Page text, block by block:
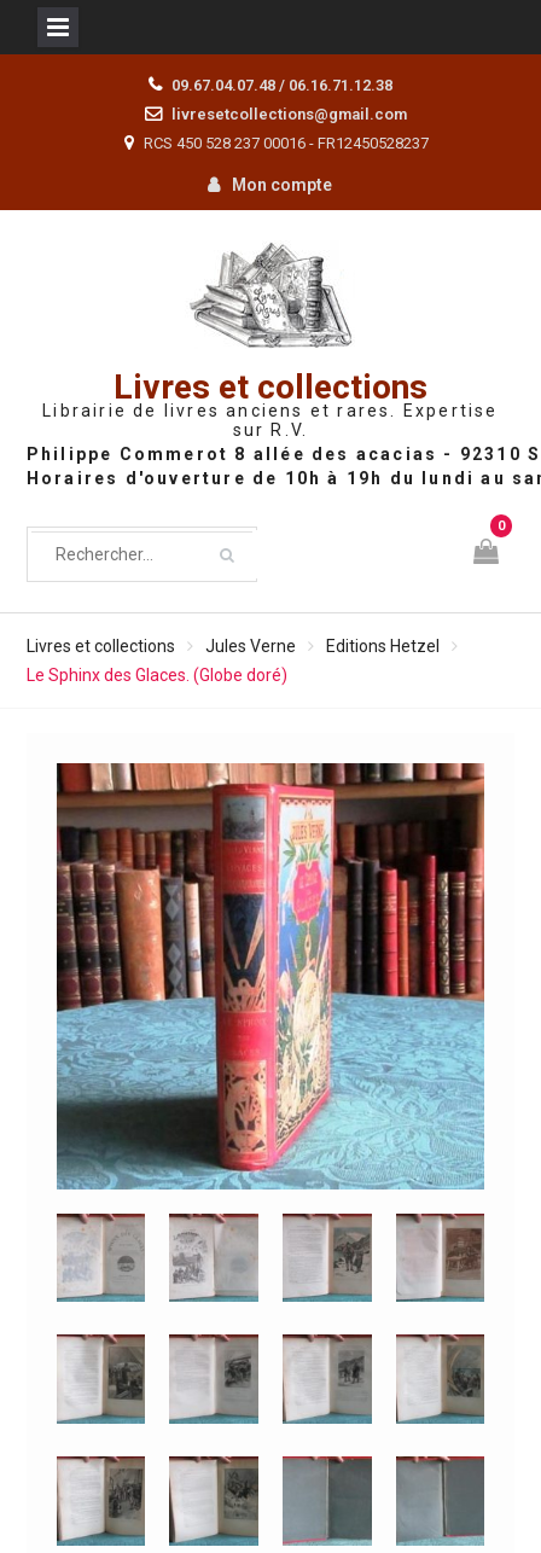
09.67.04.07.48 / 06.16.71.12.38
livresetcollections@gmail.com
RCS 450 528 237 00016 - FR12450528237
Mon compte
Livres et collections
Librairie de livres anciens et rares. Expertise
sur R.V.
0
Livres et collections Jules Verne
Editions Hetzel
Le Sphinx des Glaces. (Globe doré)